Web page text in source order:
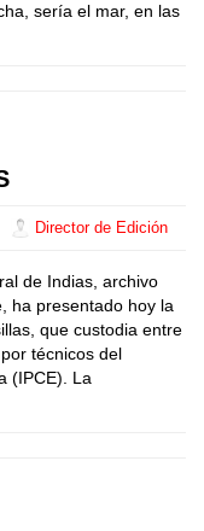
sería el mar, en las
Director de Edición
de Indias, archivo
ha presentado hoy la
que custodia entre
técnicos del
(IPCE). La